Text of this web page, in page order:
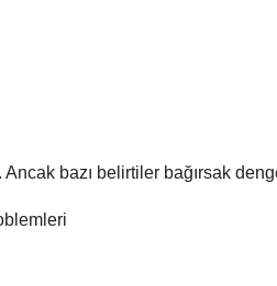
Ancak bazı belirtiler bağırsak